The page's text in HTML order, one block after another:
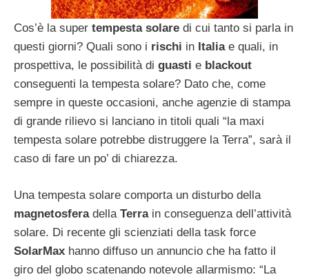
Cos’è la super tempesta solare di cui tanto si parla in
questi giorni? Quali sono i rischi in Italiae quali, in
prospettiva, le possibilità di guasti e blackout
conseguenti la tempesta solare? Dato che, come
sempre in queste occasioni, anche agenzie di stampa
di grande rilievo si lanciano in titoli quali “la maxi
tempesta solare potrebbe distruggere la Terra”, sarà il
caso di fare un po’ di chiarezza.
Una tempesta solare comporta un disturbo della
magnetosferadella Terrain conseguenza dell’attività
solare. Di recente gli scienziati della task force
SolarMax hanno diffuso un annuncio che ha fatto il
giro del globo scatenando notevole allarmismo: “La